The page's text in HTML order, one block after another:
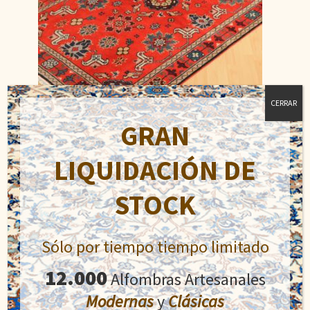
Dagestán
1.300,00€
El
precio
original
era:
1.300,00€.
508,20€El
precio
actual
es:
508,20€.
Añadir al carrito
GRAN
LIQUIDACIÓN DE
STOCK
Sólo por tiempo tiempo limitado
12.000Alfombras Artesanales
ModernasyClásicas
CERRAR